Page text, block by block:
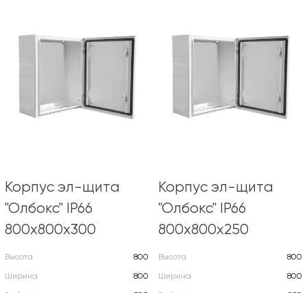
Корпус эл-щита
"Олбокс" IP66
800х800х300
Высота
800
Ширина
800
Корпус эл-щита
"Олбокс" IP66
800х800х250
Высота
800
Ширина
800